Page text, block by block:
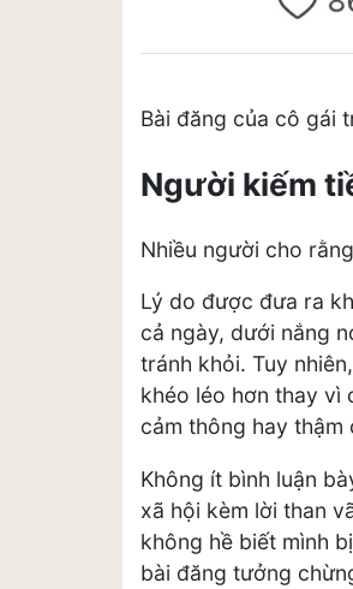
Bài đăng của cô gái
Người kiếm
Nhiều người cho
Lý do được đưa ra
cả ngày, dưới nắng
tránh khỏi. Tuy
khéo léo hơn thay vì
cảm thông hay
Không ít bình luận
xã hội kèm lời than
không hề biết mình
bài đăng tưởng